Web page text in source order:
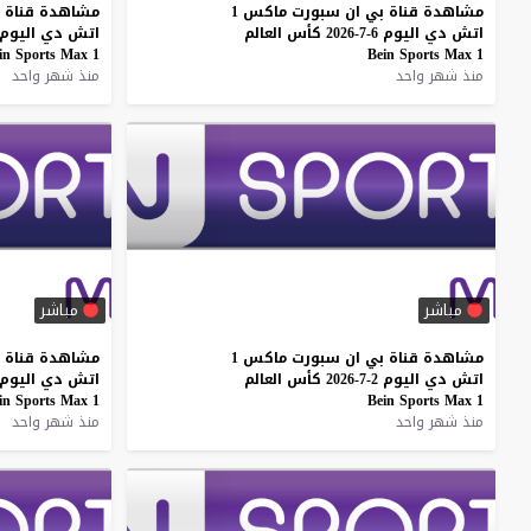
مشاهدة قناة بي ان سبورت ماكس 1
اتش دي اليوم 6-7-2026 كأس العالم
BeinSportsMax 1
منذ شهر واحد
مشاهدة قناة
اتش دي
SportsMax 1
منذ شهر واحد
مباشر
مشاهدة قناة بي ان سبورت ماكس 1
اتش دي اليوم 2-7-2026 كأس العالم
BeinSportsMax 1
منذ شهر واحد
مباشر
مشاهدة قناة
اتش دي
SportsMax 1
منذ شهر واحد